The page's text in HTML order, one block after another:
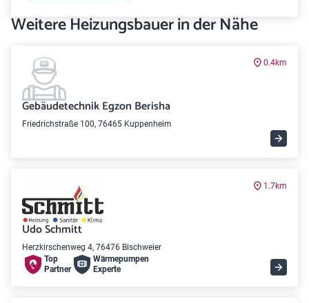
Weitere Heizungsbauer in der Nähe
0.4km
Gebäudetechnik Egzon Berisha
Friedrichstraße 100, 76465 Kuppenheim
1.7km
Udo Schmitt
Herzkirschenweg 4, 76476 Bischweier
Top
Partner
Wärme­pumpen
Experte